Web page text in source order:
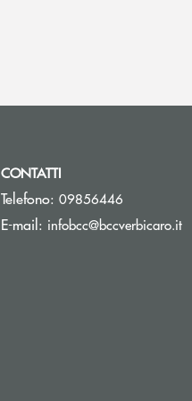
CONTATTI
Telefono: 09856446
E-mail: infobcc@bccverbicaro.it